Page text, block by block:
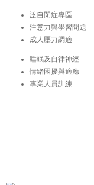
泛自閉症專區
注意力與學習問題
成人壓力調適
睡眠及自律神經
情緒困擾與適應
專業人員訓練